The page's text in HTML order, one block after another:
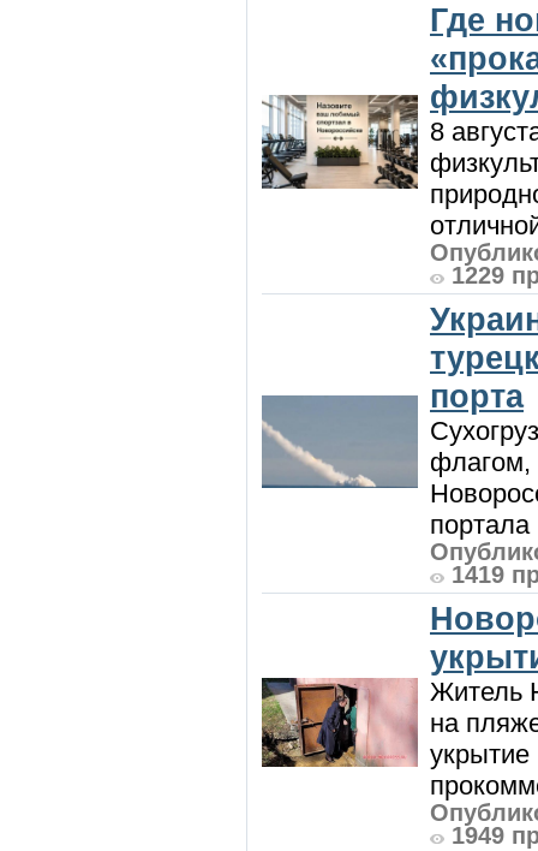
Где
8
1229
порта
флагом,
1419
Житель
на
1949